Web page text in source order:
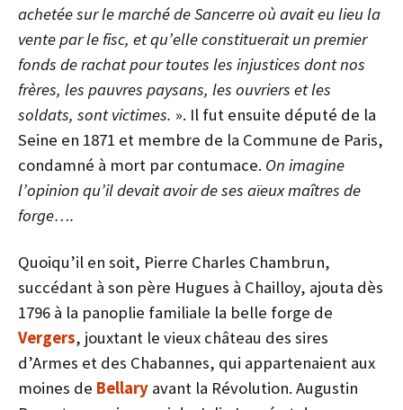
achetée sur le marché de Sancerre où avait eu lieu la
vente par le fisc, et qu’elle constituerait un premier
fonds de rachat pour toutes les injustices dont nos
frères, les pauvres paysans, les ouvriers et les
soldats, sont victimes. ». Il fut ensuite député de la
Seine en 1871 et membre de la Commune de Paris,
condamné à mort par contumace. On imagine
l’opinion qu’il devait avoir de ses aïeux maîtres de
forge….
Quoiqu’il en soit, Pierre Charles Chambrun,
succédant à son père Hugues à Chailloy, ajouta dès
1796 à la panoplie familiale la belle forge de
Vergers, jouxtant le vieux château des sires
d’Armes et des Chabannes, qui appartenaient aux
moines de Bellary avant la Révolution. Augustin